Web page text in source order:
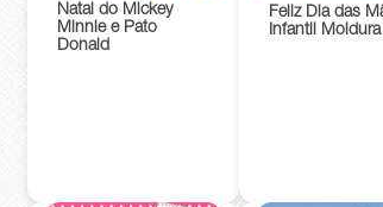
Natal do Mickey
Minnie e Pato
Donald
Feliz Dia das
Infantil Moldura